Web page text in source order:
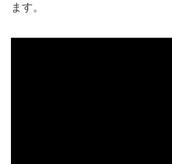
ます。